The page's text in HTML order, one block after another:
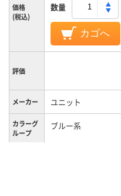
価格
(税込)
数量
カゴへ
評価
メーカー ユニット
カラーグ
ループ
ブルー系